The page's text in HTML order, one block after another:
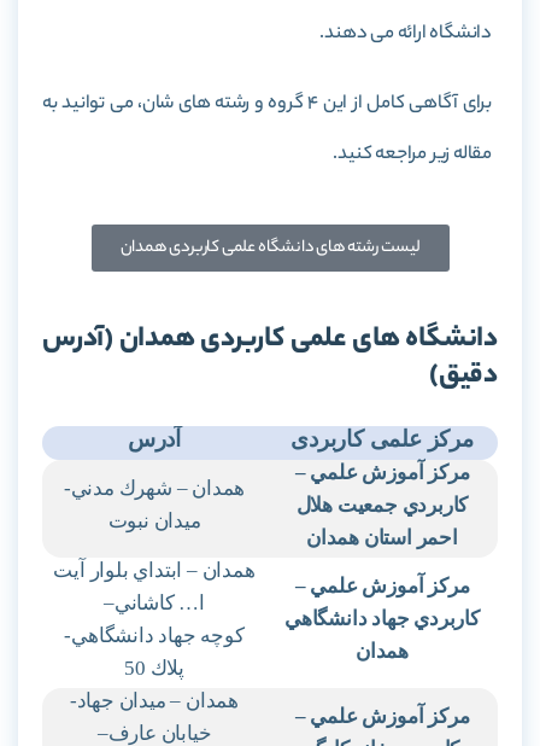
دانشگاه ارائه می دهند.
برای آگاهی کامل از این 4 گروه و رشته های شان، می توانید به
مقاله زیر مراجعه کنید.
لیست رشته های دانشگاه علمی کاربردی همدان
دانشگاه های علمی کاربردی همدان (آدرس
دقیق)
مرکز علمی کاربردی آدرس
مركز آموزش علمي–
كاربردي جمعيت هلال
احمر استان همدان
همدان – شهرك مدني-
ميدان نبوت
مركز آموزش علمي–
كاربردي جهاد دانشگاهي
همدان
همدان – ابتداي بلوار آيت
ا… كاشاني–
كوچه جهاد دانشگاهي-
پلاك 50
مركز آموزش علمي–
همدان – ميدان جهاد-
خيابان عارف–